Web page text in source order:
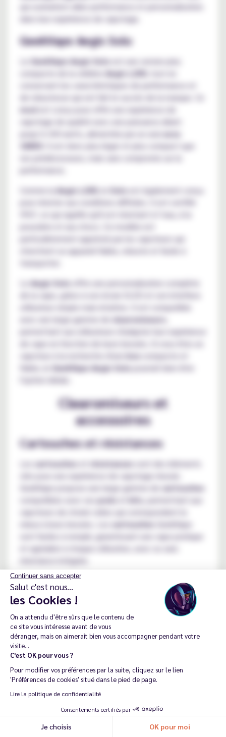
Continuer sans accepter
Salut c'est nous...
les Cookies !
On a attendu d'être sûrs que le contenu de
ce site vous intéresse avant de vous
déranger, mais on aimerait bien vous accompagner pendant votre
visite...
C'est OK pour vous ?
Pour modifier vos préférences par la suite, cliquez sur le lien
'Préférences de cookies' situé dans le pied de page.
Lire la politique de confidentialité
Consentements certifiés par
Je choisis OK pour moi
dans leur expérience de vapotage.
GeekVape Aegis Solo
GeekVape Aegis Solo est une version plus
Aegis L200
de robustesse qui ont fait le succès de la marque. Ce
mod
est conçu pour offrir une expérience de
vapotage de qualité avec une puissance allant
accu
18650
. Il est donc plus léger et plus compact que
Comme laAegis L200 Soloest également conçu
IP67, ce qui signifie qu'il est résistant à l’eau, à la
particulièrement apprécié par les vapoteurs qui
cherchent un appareil fiable, robuste et facile à
LeAegis Solo offre une personnalisation complète
utilisateur simple mais intuitive. Il est compatible
avec une large gamme de
clearomiseurs
permettant aux utilisateurs d'adapter leur expérience
de vape en fonction de leurs besoins. Si vous êtes un
vapoteur à la recherche d'une
box
compacte et
GeekVape Aegis Solo
Clearomiseurs et
accessoires
Cartouches et résistances
cartouches résistances sont des éléments
clés pour une expérience de vapotage réussie.
GeekVape propose une large gamme de
cartouches
pods kits
vapoteurs de choisir celles qui correspondent le
cartouches
GeekVape
sont faciles à remplir, garantissant une vape pratique
et agréable à chaque utilisation, avec ou sans
résistance intégrée.
Lesrésistancesjouent également un rôle crucial
dans la qualité de la vape. GeekVape offre des
résistancesadaptées à différents styles de
vapotage. Lesrésistances mesh
particulièrement populaires pour leur capacité à
chauffer uniformément leliquide, offrant ainsi une
vapeur dense et riche en saveurs. Les
subohm
, quant à elles, permettent de produire des
nuages de vapeur plus conséquents, idéales pour
Toutes les cartouches et résistances GeekVape sont